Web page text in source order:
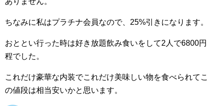
ちなみに私はプラチナ会員なので、25%引きになります。
おととい行った時は好き放題飲み食いをして2人で6800円
程でした。
これだけ豪華な内装でこれだけ美味しい物を食べられてこ
の値段は相当安いかと思います。